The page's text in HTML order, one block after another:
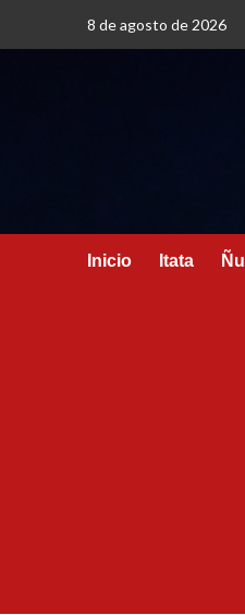
8 de agosto de 2026
Inicio Itata